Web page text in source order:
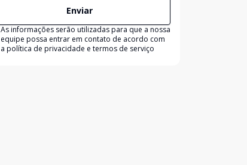
Enviar
As informações serão utilizadas para que a nossa
equipe possa entrar em contato de acordo com
a política de privacidade e termos de serviço